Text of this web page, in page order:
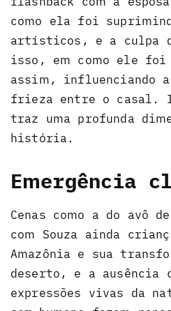
como ela foi
artísticos, e a culpa
isso, em como ele foi
assim, influenciando
frieza entre o casal.
traz uma profunda
história.
Emergência
Cenas como a do avô
com Souza ainda
Amazônia e sua
deserto, e a ausência
expressões vivas da